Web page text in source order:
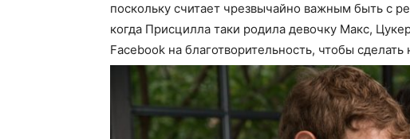
поскольку считает чрезвычайно важным быть с
когда Присцилла таки родила девочку Макс,
Facebook на благотворительность, чтобы